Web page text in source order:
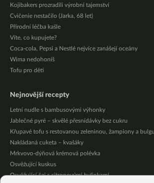
Kojibakers prozradili výrobní tajemství
Cvičenie nestačilo (Jarka, 68 let)
Přírodní léčba kašle
Víte, co kupujete?
Coca-cola, Pepsi a Nestlé nejvíce zanášejí oceány
Wima nedohoníš
Tofu pro děti
Nejnovější recepty
Letní nudle s bambusovými výhonky
Jablečné pyré – skvělé přesnídávky bez cukru
Křupavé tofu s restovanou zeleninou, žampiony a
Nakládaná cuketa – kvašáky
Mrkvovo-dýňová krémová polévka
Osvěžující kuskus
Osvěžující čaj s citronovými bylinkami